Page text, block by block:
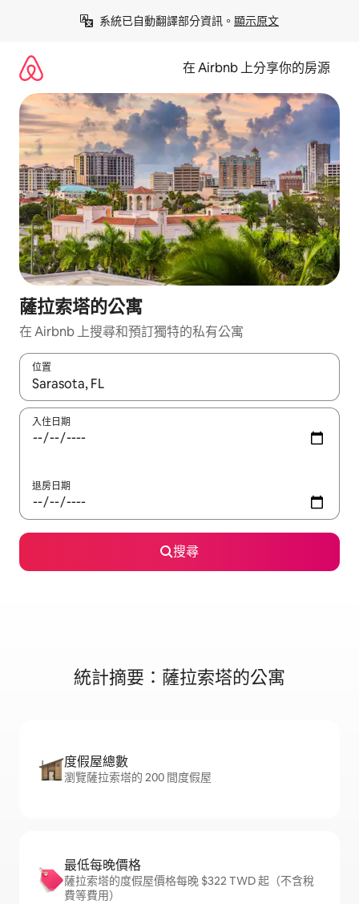
系統已自動翻譯部分資訊。 顯示原文
在 Airbnb 上分享你的房源
薩拉索塔的公寓
在 Airbnb 上搜尋和預訂獨特的私有公寓
位置
如有搜尋結果，瀏覽內容時請使用上下箭頭，或輕點、滑動裝置。
入住日期
退房日期
搜尋
統計摘要：薩拉索塔的公寓
度假屋總數
瀏覽薩拉索塔的 200 間度假屋
最低每晚價格
薩拉索塔的度假屋價格每晚 $322 TWD 起（不含稅
費等費用）